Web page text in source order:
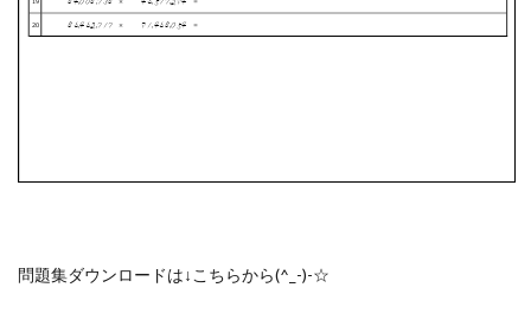
問題集ダウンロードは↓こちらから(^_-)-☆